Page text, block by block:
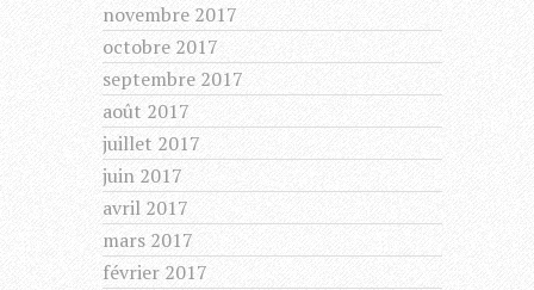
novembre 2017
octobre 2017
septembre 2017
août 2017
juillet 2017
juin 2017
avril 2017
mars 2017
février 2017